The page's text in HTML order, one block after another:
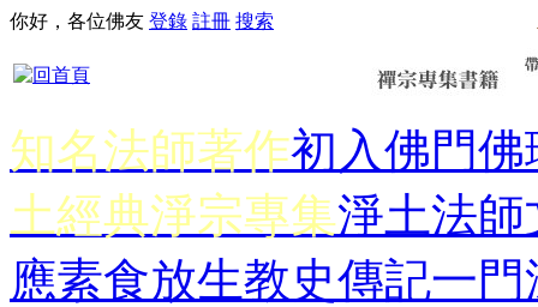
你好，各位佛友 登錄 註冊 搜索
知名法師著作初入佛門佛
土經典淨宗專集淨土法師
應素食放生教史傳記一門